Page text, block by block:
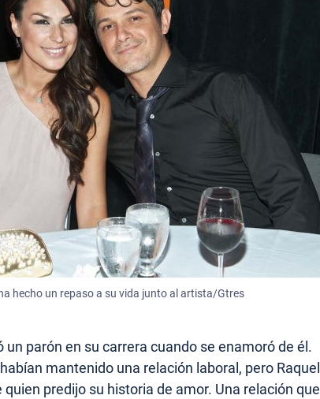
hecho un repaso a su vida junto al artista/Gtres
un parón en su carrera cuando se enamoró de él.
mantenido una relación laboral, pero Raquel
predijo su historia de amor. Una relación que